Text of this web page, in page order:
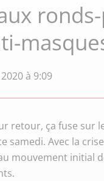
à 9:09
retour, ça fuse sur
samedi. Avec la
mouvement initial